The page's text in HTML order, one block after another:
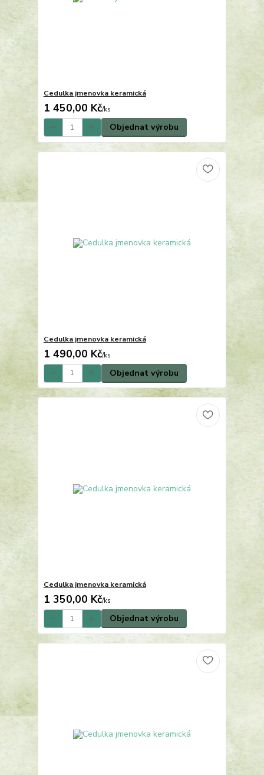
Cedulka jmenovka keramická
1 450,00 Kč/ks
Objednat výrobu
Cedulka jmenovka keramická
1 490,00 Kč/ks
Objednat výrobu
Cedulka jmenovka keramická
1 350,00 Kč/ks
Objednat výrobu